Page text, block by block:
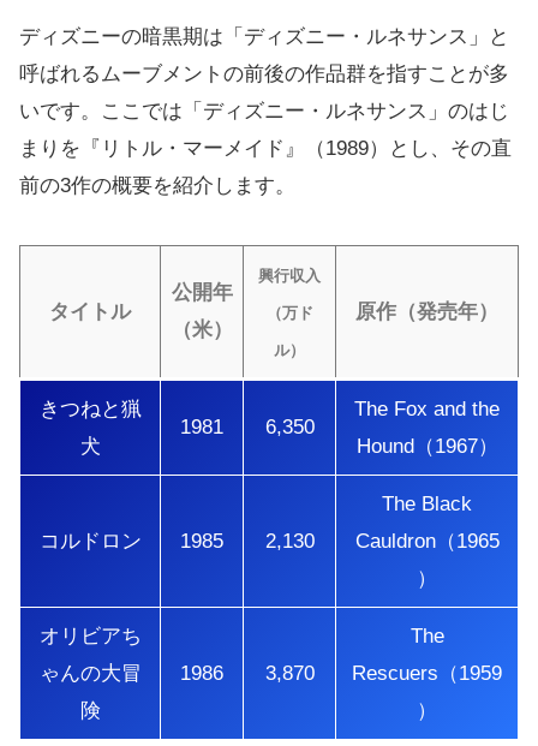
ディズニーの暗黒期は「ディズニー・ルネサンス」と
呼ばれるムーブメントの前後の作品群を指すことが多
いです。ここでは「ディズニー・ルネサンス」のはじ
まりを『リトル・マーメイド』（1989）とし、その直
前の3作の概要を紹介します。
タイトル
公開年
（米）
興行収入
（万ド
ル）
原作（発売年）
きつねと猟
犬
1981 6,350
The Fox and the
Hound（1967）
コルドロン 1985 2,130
The Black
Cauldron（1965
）
オリビアち
ゃんの大冒
険
1986 3,870
The
Rescuers（1959
）